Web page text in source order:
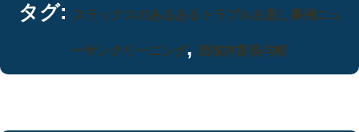
タグ: スラックスのあるあるトラブルお直し事例ニュ
ーサンクリーニング, 西彼杵郡長与町